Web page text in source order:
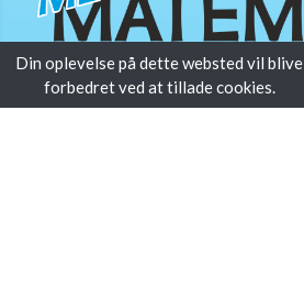
Din oplevelse på dette websted vil blive
forbedret ved at tillade cookies.